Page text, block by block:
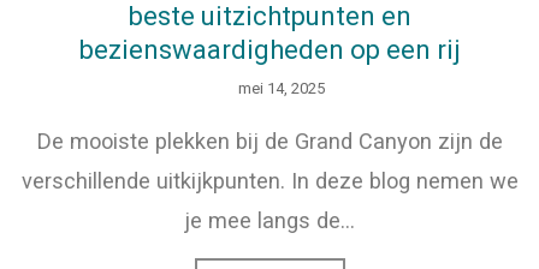
beste uitzichtpunten en
bezienswaardigheden op een rij
mei 14, 2025
De mooiste plekken bij de Grand Canyon zijn de
verschillende uitkijkpunten. In deze blog nemen we
je mee langs de…